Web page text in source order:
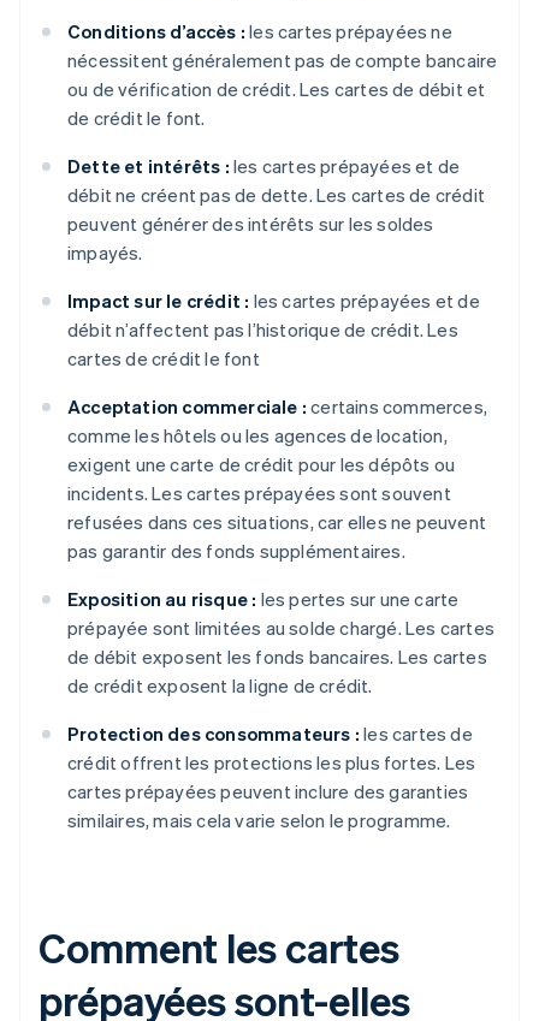
Conditions d’accès : les cartes prépayées ne
nécessitent généralement pas de compte bancaire
ou de vérification de crédit. Les cartes de débit et
de crédit le font.
Dette et intérêts : les cartes prépayées et de
débit ne créent pas de dette. Les cartes de crédit
peuvent générer des intérêts sur les soldes
impayés.
Impact sur le crédit : les cartes prépayées et de
débit n’affectent pas l’historique de crédit. Les
cartes de crédit le font
Acceptation commerciale : certains commerces,
comme les hôtels ou les agences de location,
exigent une carte de crédit pour les dépôts ou
incidents. Les cartes prépayées sont souvent
refusées dans ces situations, car elles ne peuvent
pas garantir des fonds supplémentaires.
Exposition au risque : les pertes sur une carte
prépayée sont limitées au solde chargé. Les cartes
de débit exposent les fonds bancaires. Les cartes
de crédit exposent la ligne de crédit.
Protection des consommateurs : les cartes de
crédit offrent les protections les plus fortes. Les
cartes prépayées peuvent inclure des garanties
similaires, mais cela varie selon le programme.
Comment les cartes
prépayées sont-elles